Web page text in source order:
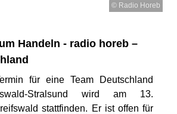
© Radio Horeb
Handeln - radio horeb –
für eine Team Deutschland
Stralsund wird am 13.
stattfinden. Er ist offen für